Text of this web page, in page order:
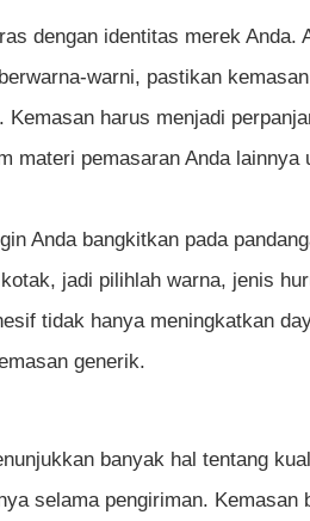
dengan identitas merek Anda.
warni, pastikan
harus menjadi
materi pemasaran Anda
Anda bangkitkan pada
jadi pilihlah warna, jenis
tidak hanya meningkatkan
generik.
banyak hal tentang
selama pengiriman.